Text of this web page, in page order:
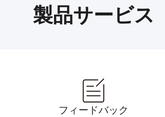
製品サービス
フィードバック